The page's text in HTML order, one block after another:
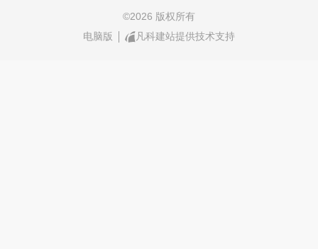
©2026 版权所有
电脑版
凡科建站提供技术支持